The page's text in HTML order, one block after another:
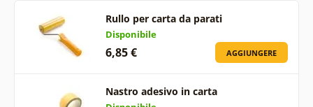
Rullo per carta da parati
Disponibile
6,85 € AGGIUNGERE
Nastro adesivo in carta